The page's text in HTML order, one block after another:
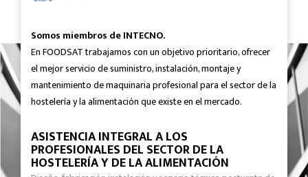
Somos miembros de INTECNO.
En FOODSAT trabajamos con un objetivo prioritario, ofrecer
el mejor servicio de suministro, instalación, montaje y
mantenimiento de maquinaria profesional para el sector de la
hostelería y la alimentación que existe en el mercado.
ASISTENCIA INTEGRAL A LOS
PROFESIONALES DEL SECTOR DE LA
HOSTELERÍA Y DE LA ALIMENTACIÓN